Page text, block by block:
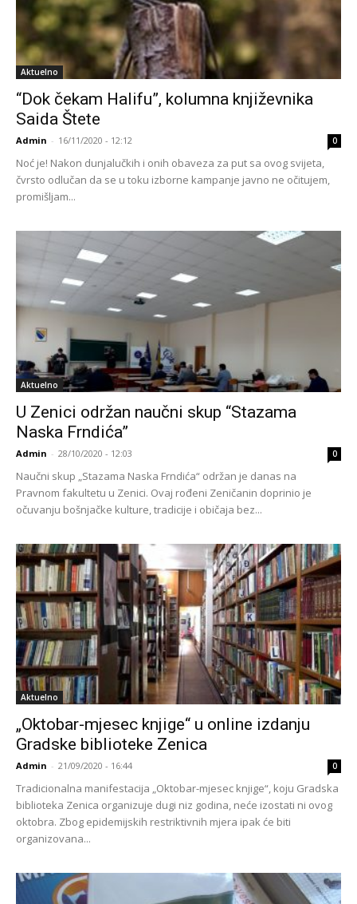
Aktuelno
“Dok čekam Halifu”, kolumna književnika
Saida Štete
Admin - 16/11/2020 - 12:12 0
Noć je! Nakon dunjalučkih i onih obaveza za put sa ovog svijeta,
čvrsto odlučan da se u toku izborne kampanje javno ne očitujem,
promišljam...
Aktuelno
U Zenici održan naučni skup “Stazama
Naska Frndića”
Admin - 28/10/2020 - 12:03 0
Naučni skup „Stazama Naska Frndića“ održan je danas na
Pravnom fakultetu u Zenici. Ovaj rođeni Zeničanin doprinio je
očuvanju bošnjačke kulture, tradicije i običaja bez...
Aktuelno
„Oktobar-mjesec knjige“ u online izdanju
Gradske biblioteke Zenica
Admin - 21/09/2020 - 16:44 0
Tradicionalna manifestacija „Oktobar-mjesec knjige“, koju Gradska
biblioteka Zenica organizuje dugi niz godina, neće izostati ni ovog
oktobra. Zbog epidemijskih restriktivnih mjera ipak će biti
organizovana...